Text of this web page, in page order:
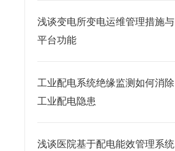
浅谈变电所变电运维管理措施与
平台功能
工业配电系统绝缘监测如何消除
工业配电隐患
浅谈医院基于配电能效管理系统